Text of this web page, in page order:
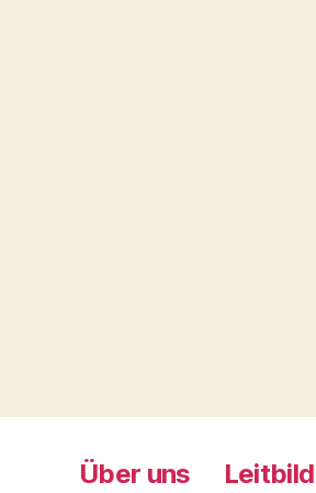
Über uns Leitbild